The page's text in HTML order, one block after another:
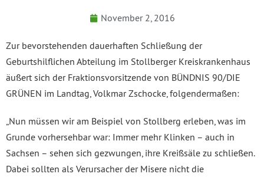
November 2, 2016
Zur bevorstehenden dauerhaften Schließung der
Geburtshilflichen Abteilung im Stollberger Kreiskrankenhaus
äußert sich der Fraktionsvorsitzende von BÜNDNIS 90/DIE
GRÜNEN im Landtag, Volkmar Zschocke, folgendermaßen:
„Nun müssen wir am Beispiel von Stollberg erleben, was im
Grunde vorhersehbar war: Immer mehr Klinken – auch in
Sachsen – sehen sich gezwungen, ihre Kreißsäle zu schließen.
Dabei sollten als Verursacher der Misere nicht die